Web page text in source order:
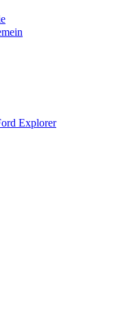
Explorer